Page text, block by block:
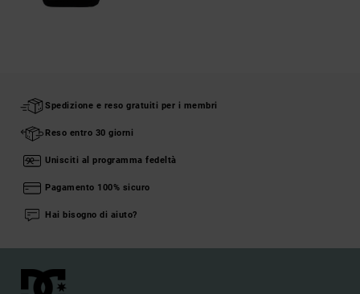
Spedizione e reso gratuiti per i membri
Reso entro 30 giorni
Unisciti al programma fedeltà
Pagamento 100% sicuro
Hai bisogno di aiuto?